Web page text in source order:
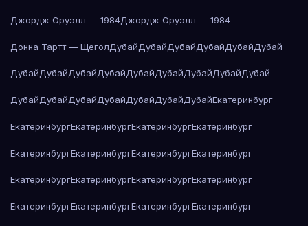
Джордж Оруэлл — 1984Джордж Оруэлл — 1984
Донна Тартт — ЩеголДубайДубайДубайДубайДубайДубай
ДубайДубайДубайДубайДубайДубайДубайДубайДубай
ДубайДубайДубайДубайДубайДубайДубайЕкатеринбург
ЕкатеринбургЕкатеринбургЕкатеринбургЕкатеринбург
ЕкатеринбургЕкатеринбургЕкатеринбургЕкатеринбург
ЕкатеринбургЕкатеринбургЕкатеринбургЕкатеринбург
ЕкатеринбургЕкатеринбургЕкатеринбургЕкатеринбург